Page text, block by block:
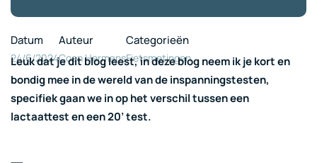
Datum
24/6/2024
Auteur
Coen Hermans
Categorieën
Fietsmetingen
Leuk dat je dit blog leest, in deze blog neem ik je kort en
bondig mee in de wereld van de inspanningstesten,
specifiek gaan we in op het verschil tussen een
lactaattest en een 20’ test.